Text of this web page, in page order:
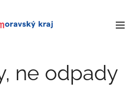
ne odpady